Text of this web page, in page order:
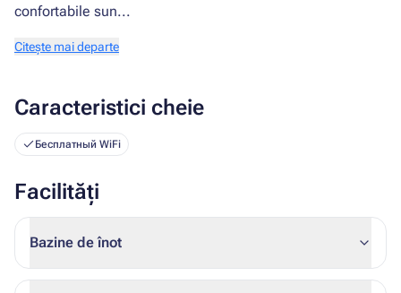
confortabile sun...
Citește mai departe
Caracteristici cheie
Бесплатный WiFi
Facilități
Bazine de înot